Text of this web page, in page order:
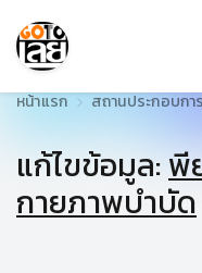
หน้าแรก สถานประกอบการ
แก้ไขข้อมูล:พี
กายภาพบำบัด